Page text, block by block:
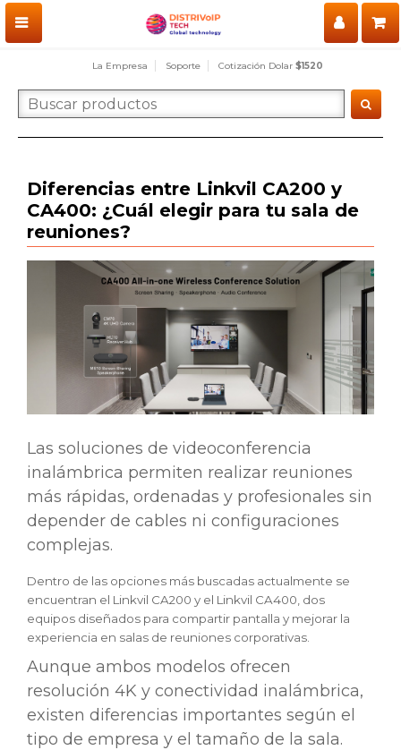
La Empresa Soporte Cotización Dolar $1520
Diferencias entre Linkvil CA200 y
CA400: ¿Cuál elegir para tu sala de
reuniones?
Las soluciones de videoconferencia
inalámbrica permiten realizar reuniones
más rápidas, ordenadas y profesionales sin
depender de cables ni configuraciones
complejas.
Dentro de las opciones más buscadas actualmente se
encuentran el Linkvil CA200 y el Linkvil CA400, dos
equipos diseñados para compartir pantalla y mejorar la
experiencia en salas de reuniones corporativas.
Aunque ambos modelos ofrecen
resolución 4K y conectividad inalámbrica,
existen diferencias importantes según el
tipo de empresa y el tamaño de la sala.